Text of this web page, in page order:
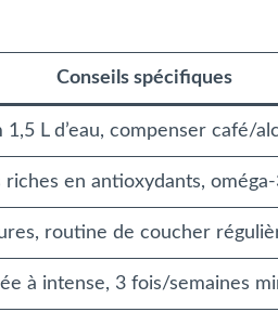
Conseils spécifiques
1,5 L d’eau, compenser café/
riches en antioxydants,
routine de coucher
à intense, 3 fois/semaines